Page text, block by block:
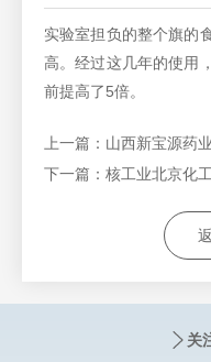
实验室担负的整个旗的
高。经过这几年的使用
前提高了5倍。
上一篇： 山西新宝源药
下一篇： 核工业北京化
关